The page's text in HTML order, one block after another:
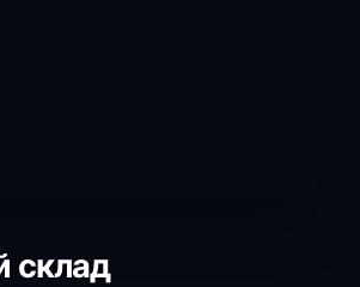
склад